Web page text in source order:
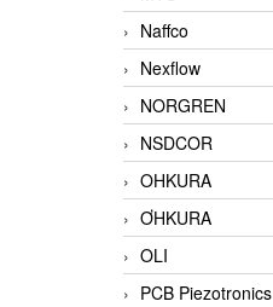
Naffco
Nexflow
NORGREN
NSDCOR
OHKURA
ƠHKURA
OLI
PCB Piezotronics